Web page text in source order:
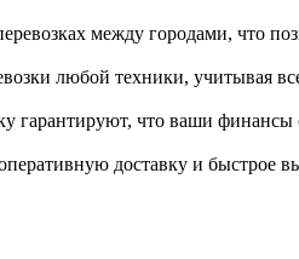
между городами, что
любой техники, учитывая
гарантируют, что ваши финансы
доставку и быстрое